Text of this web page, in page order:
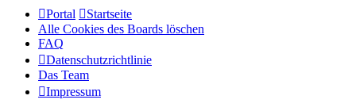
Portal
Startseite
Alle Cookies des Boards löschen
FAQ
Datenschutzrichtlinie
Das Team
Impressum